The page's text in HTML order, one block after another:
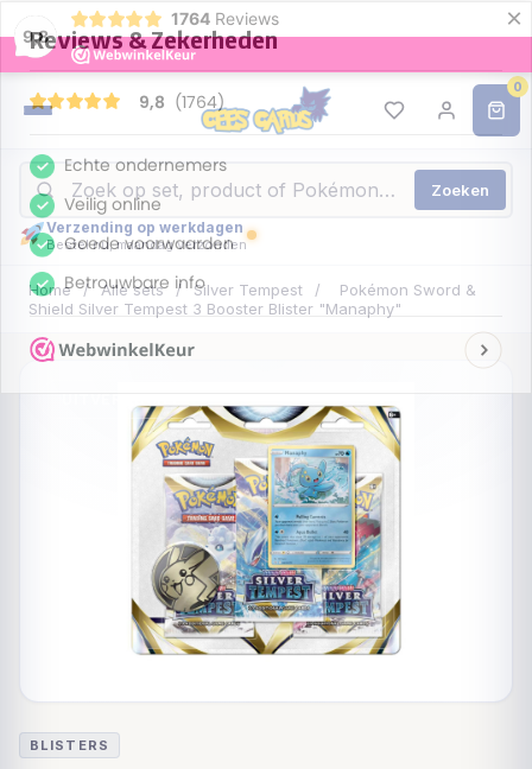
9,8
1764 Reviews ×
0
Zoeken
Verzending op werkdagen
Bestel nu, maandag verzonden
Home / Alle sets / Silver Tempest /
Pokémon Sword &
Shield Silver Tempest 3 Booster Blister "Manaphy"
BLISTERS